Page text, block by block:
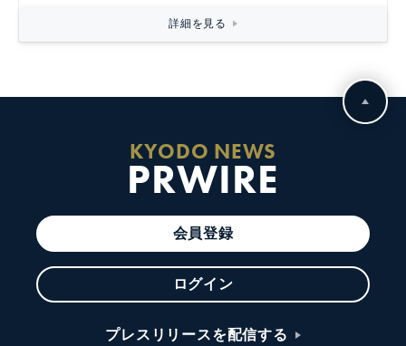
詳細を見る
KYODO NEWS
PRWIRE
会員登録
ログイン
プレスリリースを配信する